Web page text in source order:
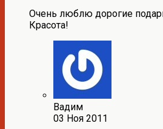
Очень люблю дорогие
Красота!
Вадим
03 Ноя 2011